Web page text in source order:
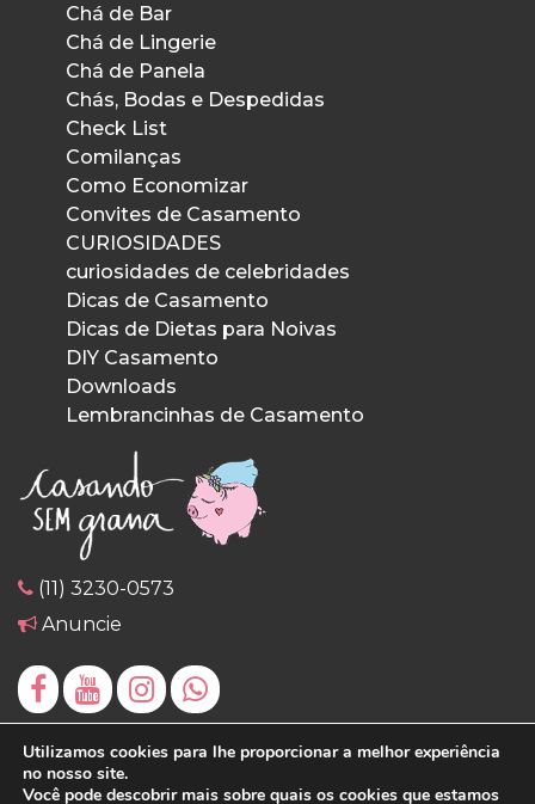
Chá de Bar
Chá de Lingerie
Chá de Panela
Chás, Bodas e Despedidas
Check List
Comilanças
Como Economizar
Convites de Casamento
CURIOSIDADES
curiosidades de celebridades
Dicas de Casamento
Dicas de Dietas para Noivas
DIY Casamento
Downloads
Lembrancinhas de Casamento
(11) 3230-0573
Anuncie
Utilizamos cookies para lhe proporcionar a melhor experiência
no nosso site.
Você pode descobrir mais sobre quais os cookies que estamos